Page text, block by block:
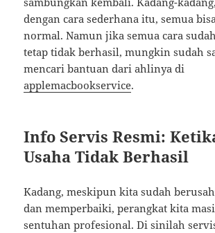
dengan cara sederhana itu, semua
normal. Namun jika semua cara
tetap tidak berhasil, mungkin sudah
mencari bantuan dari ahlinya di
applemacbookservice.
Info Servis Resmi:
Usaha Tidak Berhasil
Kadang, meskipun kita sudah
dan memperbaiki, perangkat kita
sentuhan profesional. Di sinilah